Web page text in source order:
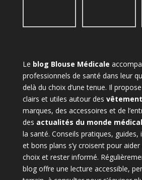
Le blog Blouse Médicale
professionnels de santé dans leur
delà du choix d’une tenue. Il
clairs et utiles autour des
marques, des accessoires et de
des actualités du monde médical
la santé. Conseils pratiques, guides,
et bons plans s’y croisent pour
choix et rester informé.
blog offre une lecture accessible,